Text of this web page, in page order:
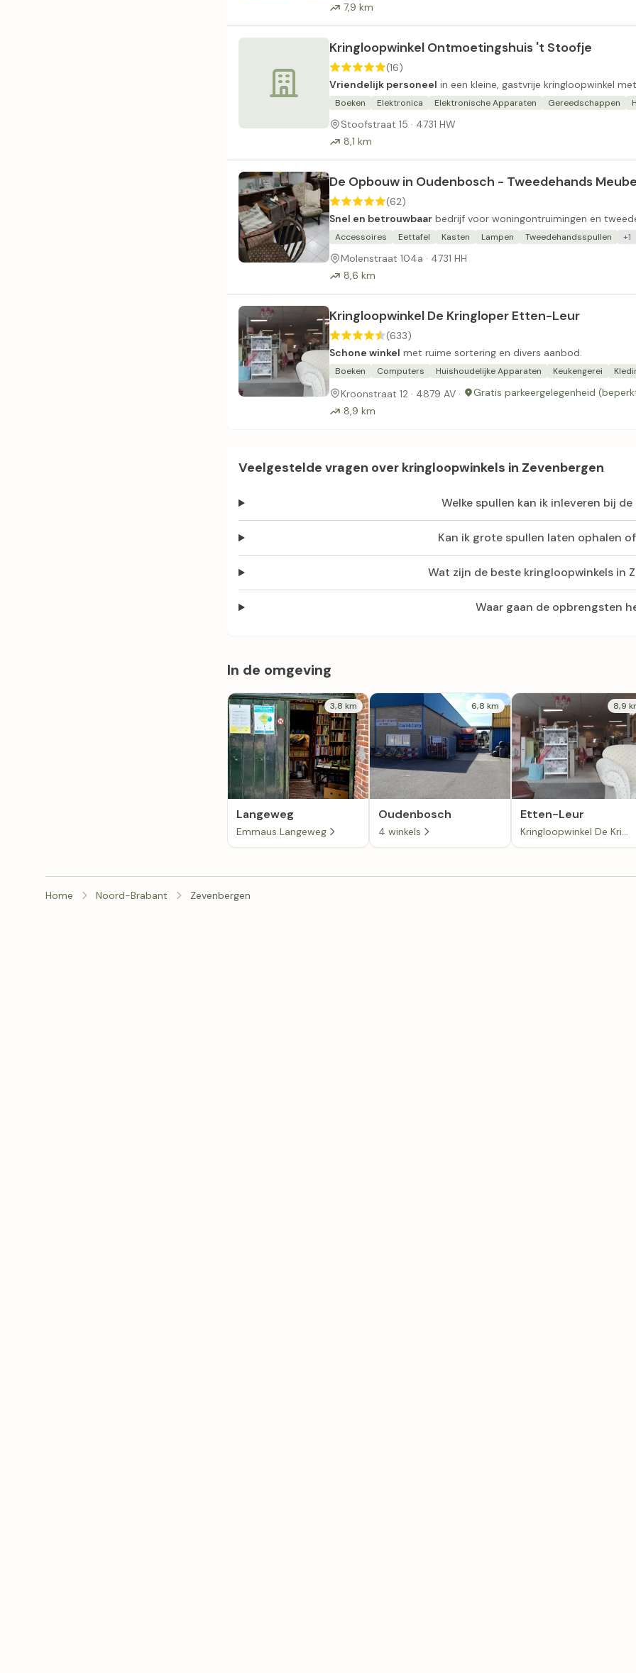
7,9 km
Kringloopwinkel Ontmoetingshuis 't Stoofje
(16)
Vriendelijk personeel in een kleine, gastvrije kringloopwinkel
Boeken Elektronica Elektronische Apparaten Gereedschappen
Stoofstraat 15 · 4731 HW
8,1 km
De Opbouw in Oudenbosch - Tweedehands
(62)
Snel en betrouwbaar bedrijf voor woningontruimingen en
Accessoires Eettafel Kasten Lampen Tweedehandsspullen +1
Molenstraat 104a · 4731 HH
8,6 km
Kringloopwinkel De Kringloper Etten-Leur
(633)
Schone winkel met ruime sortering en divers aanbod.
Boeken Computers Huishoudelijke Apparaten Keukengerei
Kroonstraat 12 · 4879 AV ·
Gratis parkeergelegenheid
8,9 km
Veelgestelde vragen over kringloopwinkels in Zevenbergen
Welke spullen kan ik inleveren bij
Kan ik grote spullen laten ophalen
Wat zijn de beste kringloopwinkels in
Waar gaan de opbrengsten
In de omgeving
3,8 km
Langeweg
Emmaus Langeweg
6,8 km
Oudenbosch
4 winkels
8,9
Etten-Leur
Home Noord-Brabant Zevenbergen